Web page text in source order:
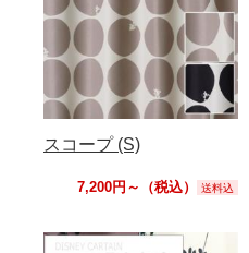
スコープ (S)
7,200円～（税込） 送料込